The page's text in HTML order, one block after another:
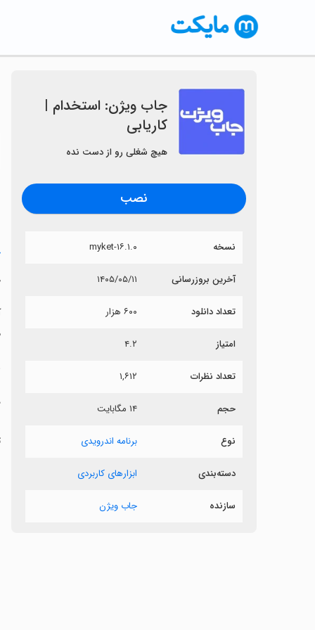
جاب ویژن: استخدام |
کاریابی
هیچ شغلی رو از دست نده
نصب
نسخه ۱۶.۱.۰-myket
آخرین بروزرسانی ۱۴۰۵/۰۵/۱۱
تعداد دانلود ۶۰۰ هزار
امتیاز ۴.۲
تعداد نظرات ۱,۶۱۲
حجم ۱۴ مگابایت
نوع برنامه اندرویدی
دسته‌بندی ابزارهای کاربردی
سازنده جاب ویژن